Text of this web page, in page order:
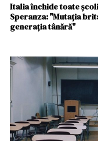
Italia închide toate
Speranza: "Mutaţia
generaţia tânără"